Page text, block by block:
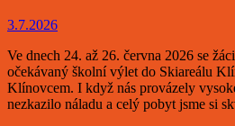
3.7.2026
Ve dnech 24. až 26. června 2026 se
očekávaný školní výlet do Skiareálu
Klínovcem. I když nás provázely
nezkazilo náladu a celý pobyt jsme si